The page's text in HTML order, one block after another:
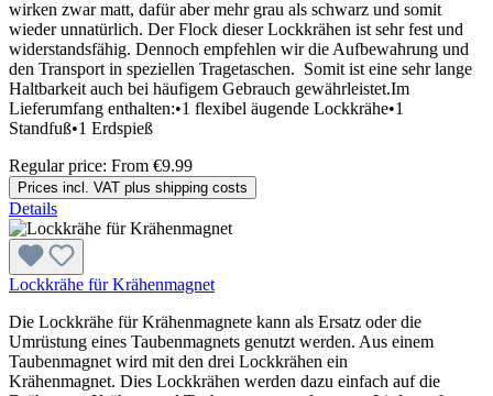
wirken zwar matt, dafür aber mehr grau als schwarz und somit
wieder unnatürlich. Der Flock dieser Lockkrähen ist sehr fest und
widerstandsfähig. Dennoch empfehlen wir die Aufbewahrung und
den Transport in speziellen Tragetaschen. Somit ist eine sehr lange
Haltbarkeit auch bei häufigem Gebrauch gewährleistet.Im
Lieferumfang enthalten:•1 flexibel äugende Lockkrähe•1
Standfuß•1 Erdspieß
Regular price: From €9.99
Prices incl. VAT plus shipping costs
Details
Lockkrähe für Krähenmagnet
Die Lockkrähe für Krähenmagnete kann als Ersatz oder die
Umrüstung eines Taubenmagnets genutzt werden. Aus einem
Taubenmagnet wird mit den drei Lockkrähen ein
Krähenmagnet. Dies Lockkrähen werden dazu einfach auf die